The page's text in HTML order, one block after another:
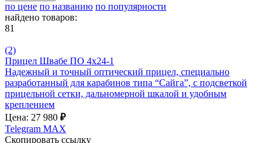
по цене по названию по популярности
найдено товаров:
81
(2)
Прицел Швабе ПО 4х24-1
Надежный и точный оптический прицел, специально
разработанный для карабинов типа “Сайга”, с подсветкой
прицельной сетки, дальномерной шкалой и удобным
креплением
Цена: 27 980 ₽
Telegram MAX
Скопировать ссылку